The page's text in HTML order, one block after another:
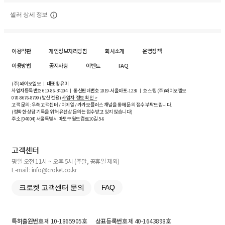
셀러 상세 정보
이용약관 개인정보처리방침 회사소개
운영정책
이용방법
공지사항 이벤트 FAQ
(주)와이오엘오 ㅣ 대표 황유미
사업자등록번호610-86-34204ㅣ 통신판매번호 2019-서울마포-1239 ㅣ 호스팅 (주)와이오엘오
070-8676-8799 (발신 전용)사업자 정보 확인 >
고객 문의: 우측 고객센터 / 이메일 / 카카오플러스 채널을 통해 문의 접수 부탁드립니다.
(정확한 상담 기록을 위해 유선상 문의는 접수받고 있지 않습니다)
주소 [04004] 서울특별시 마포구 월드컵로10길5-6
고객센터
평일 오전 11시 ~ 오후 5시 (주말, 공휴일 제외)
E-mail : info@croket.co.kr
크로켓 고객센터 문의 FAQ
특허출원번호제 10-1865905호 상표등록번호제 40-1643898호